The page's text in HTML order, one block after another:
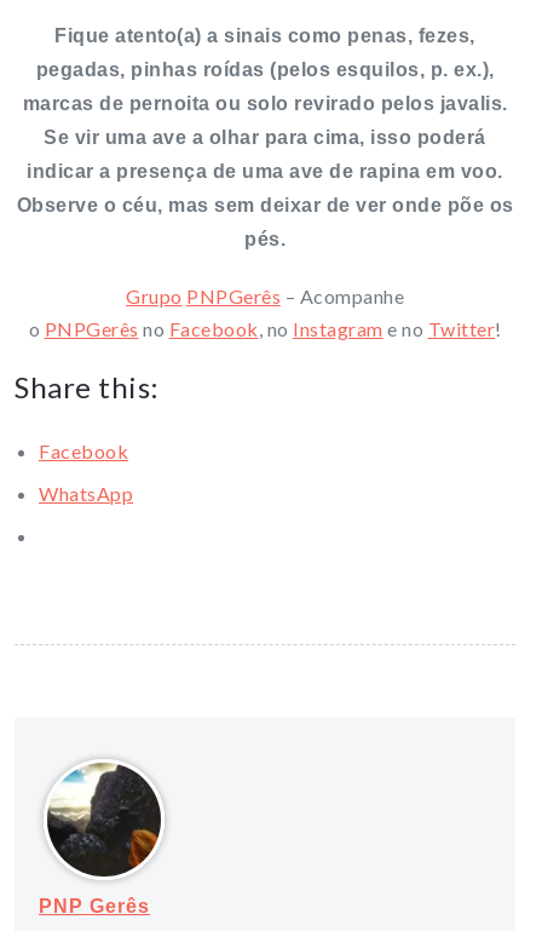
Fique atento(a) a sinais como penas, fezes,
pegadas, pinhas roídas (pelos esquilos, p. ex.),
marcas de pernoita ou solo revirado pelos javalis.
Se vir uma ave a olhar para cima, isso poderá
indicar a presença de uma ave de rapina em voo.
Observe o céu, mas sem deixar de ver onde põe os
pés.
Grupo PNPGerês – Acompanhe
o PNPGerês no Facebook, no Instagram e no Twitter!
Share this:
Facebook
WhatsApp
PNP Gerês